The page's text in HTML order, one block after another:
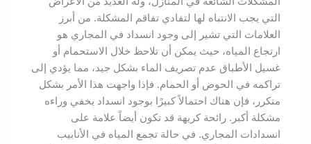
التي يجب الانتباه لها لتفادي تفاقم المشكلة. من أبرز
العلامات التي تشير إلى وجود انسداد في المجاري هو
ارتجاع المياه، حيث يمكن أن تلاحظ خلال الاستحمام أو
غسيل الأطباق عدم تصريف الماء بشكل جيد، مما يؤدي إلى
تراكمه في الحوض أو الحمام. فإذا واجهت هذا الأمر بشكل
متكرر، فإن هناك احتمالاً كبيرًا بوجود انسداد يخفي وراءه
مشكلة أكبر. رائحة كريهة قد تكون أيضاً علامة على
انسدادات المجاري. في حالة تجمع المياه في الأنابيب